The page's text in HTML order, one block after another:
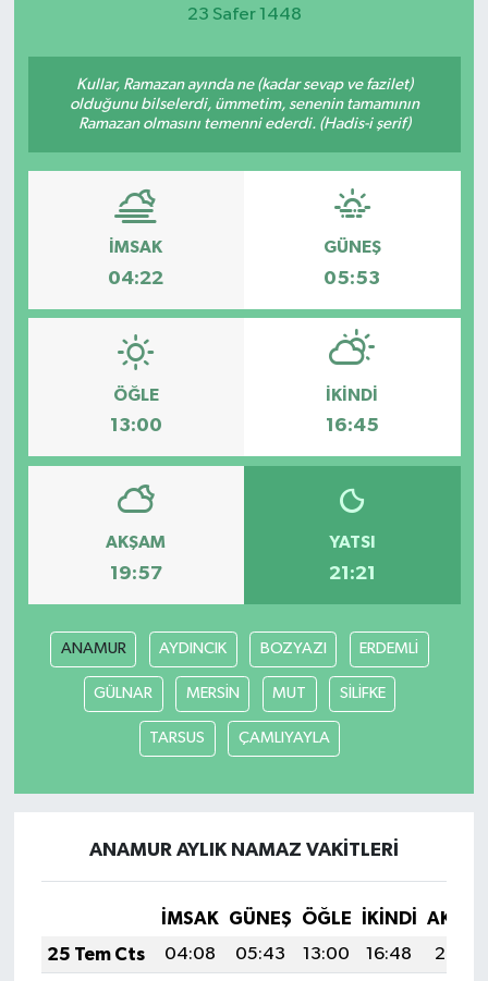
23 Safer 1448
Kullar, Ramazan ayında ne (kadar sevap ve fazilet)
olduğunu bilselerdi, ümmetim, senenin tamamının
Ramazan olmasını temenni ederdi. (Hadis-i şerif)
İMSAK
04:22
GÜNEŞ
05:53
ÖĞLE
13:00
İKINDI
16:45
AKŞAM
19:57
YATSI
21:21
ANAMUR AYDINCIK BOZYAZI ERDEMLİ
GÜLNAR MERSİN MUT SİLİFKE
TARSUS ÇAMLIYAYLA
ANAMUR AYLIK NAMAZ VAKITLERI
İMSAK GÜNEŞ ÖĞLE İKINDI
25 Tem Cts
04:08 05:43 13:00 16:48
20:07
Etkinlikler